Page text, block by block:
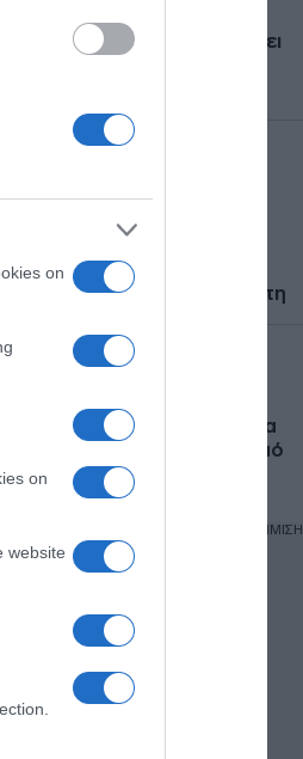
on
on
website
46χρονη – Παραμένει
Συνελήφθη στη
ρωσικής μαφίας –
Εμπλέκεται στις
Σκαφτούρου,
Ρουμπέτη, Μουζακίτη
Από τη ΓΑΔΑ, σε
που κατηγορείται για
τον φονικό εμπρησμό
στη Marfin
ΔΙΑΦΗΜΙΣΗ